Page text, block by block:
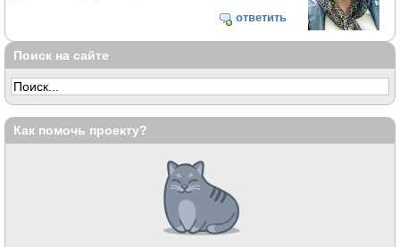
ответить
Поиск на сайте
Как помочь проекту?